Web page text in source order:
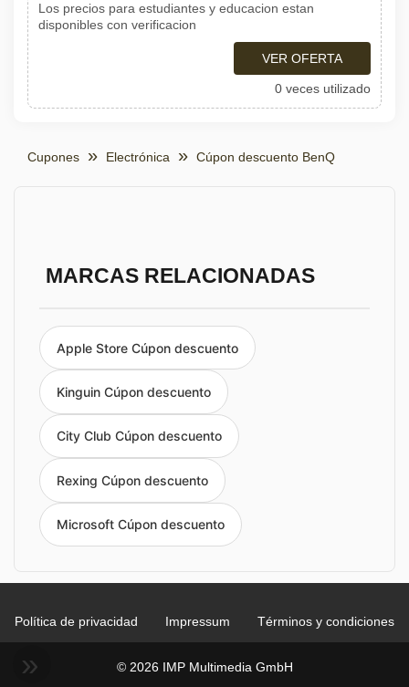
Los precios para estudiantes y educacion estan
disponibles con verificacion
VER OFERTA
0 veces utilizado
Cupones Electrónica Cúpon descuento BenQ
MARCAS RELACIONADAS
Apple Store Cúpon descuento
Kinguin Cúpon descuento
City Club Cúpon descuento
Rexing Cúpon descuento
Microsoft Cúpon descuento
Política de privacidad Impressum Términos y condiciones
© 2026 IMP Multimedia GmbH